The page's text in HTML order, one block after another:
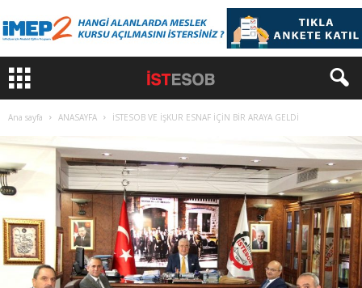
Ana sayfa ANASAYFA İSTESOB VE İŞKUR ESNAF İÇİN BİR ARAYA GELDİ